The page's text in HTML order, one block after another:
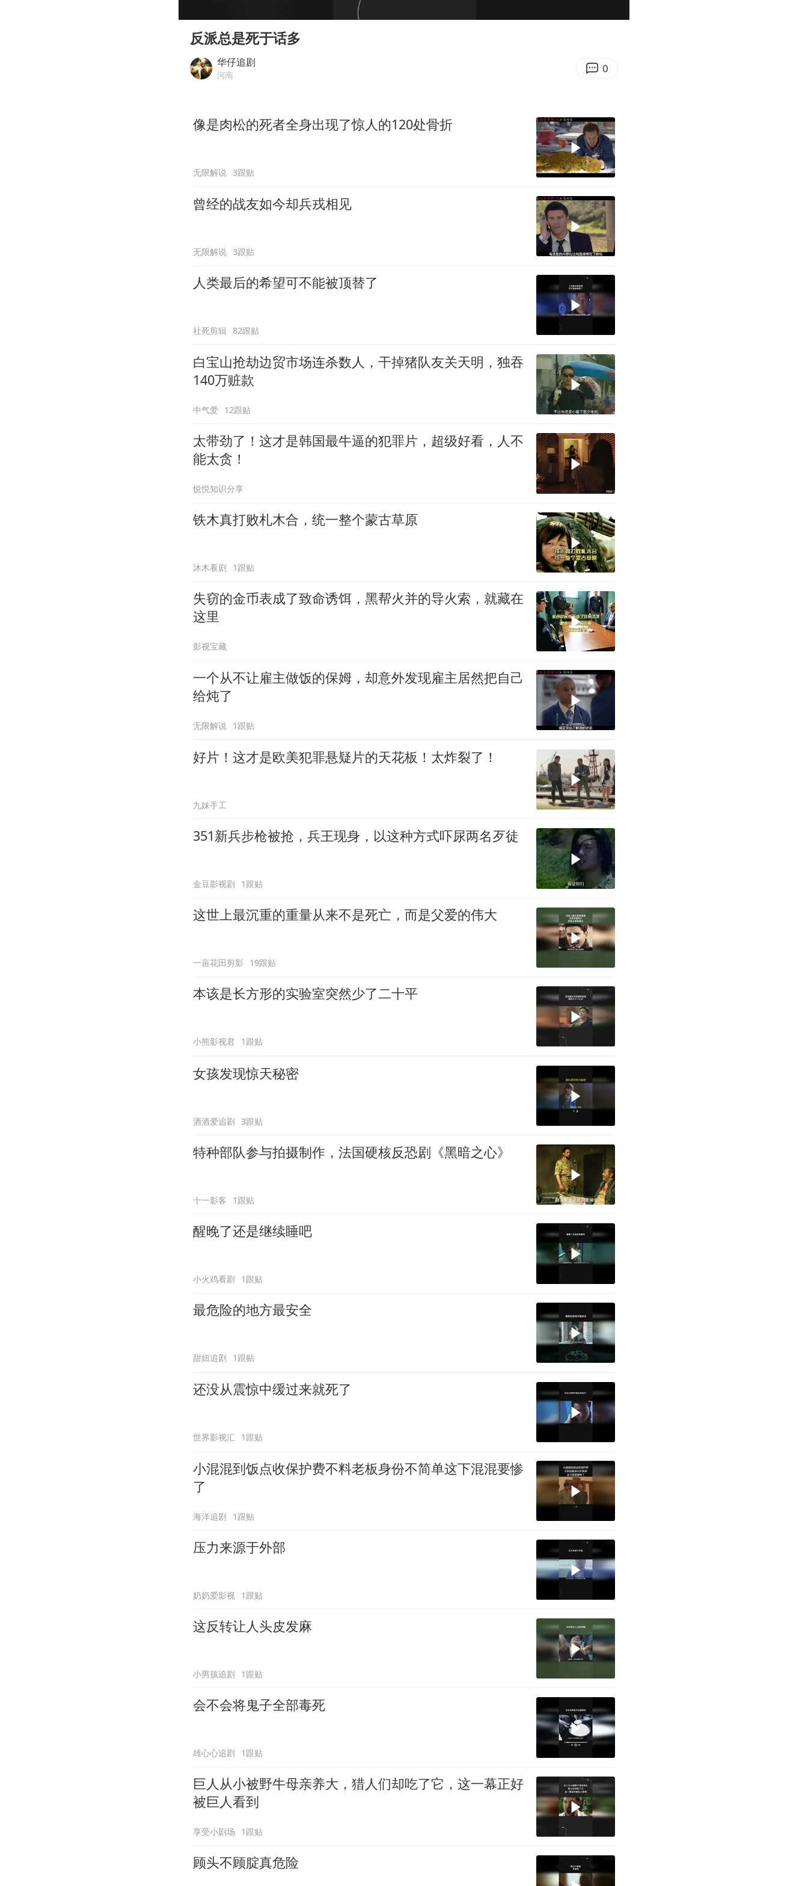
《歌手》歌王之战帮唱嘉宾官宣
“梅姨”准确年龄仍未知
中国经济展现强大韧性和活力
反派总是死于话多
华仔追剧
河南 0
像是肉松的死者全身出现了惊人的120处骨折
无限解说 3跟贴
曾经的战友如今却兵戎相见
无限解说 3跟贴
人类最后的希望可不能被顶替了
社死剪辑 82跟贴
白宝山抢劫边贸市场连杀数人，干掉猪队友关天明，独吞
140万赃款
中气爱 12跟贴
太带劲了！这才是韩国最牛逼的犯罪片，超级好看，人不
能太贪！
悦悦知识分享
铁木真打败札木合，统一整个蒙古草原
沐木看剧 1跟贴
失窃的金币表成了致命诱饵，黑帮火并的导火索，就藏在
这里
影视宝藏
一个从不让雇主做饭的保姆，却意外发现雇主居然把自己
给炖了
无限解说 1跟贴
好片！这才是欧美犯罪悬疑片的天花板！太炸裂了！
九妹手工
351新兵步枪被抢，兵王现身，以这种方式吓尿两名歹徒
金豆影视剧 1跟贴
这世上最沉重的重量从来不是死亡，而是父爱的伟大
一亩花田剪影 19跟贴
本该是长方形的实验室突然少了二十平
小熊影视君 1跟贴
女孩发现惊天秘密
酒酒爱追剧 3跟贴
特种部队参与拍摄制作，法国硬核反恐剧《黑暗之心》
十一影客 1跟贴
醒晚了还是继续睡吧
小火鸡看剧 1跟贴
最危险的地方最安全
甜妞追剧 1跟贴
还没从震惊中缓过来就死了
世界影视汇 1跟贴
小混混到饭点收保护费不料老板身份不简单这下混混要惨
了
海洋追剧 1跟贴
压力来源于外部
奶奶爱影视 1跟贴
这反转让人头皮发麻
小男孩追剧 1跟贴
会不会将鬼子全部毒死
雄心心追剧 1跟贴
巨人从小被野牛母亲养大，猎人们却吃了它，这一幕正好
被巨人看到
享受小剧场 1跟贴
顾头不顾腚真危险